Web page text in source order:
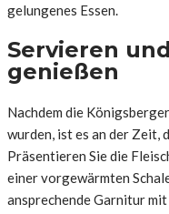
gelungenes Essen.
Servieren
genießen
Nachdem die
wurden, ist es an der Zeit,
Präsentieren Sie die
einer vorgewärmten
ansprechende Garnitur